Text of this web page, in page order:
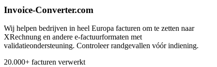
Invoice-Converter.com
Wij helpen bedrijven in heel Europa facturen om te zetten naar
XRechnung en andere e-factuurformaten met
validatieondersteuning. Controleer randgevallen vóór indiening.
20.000+ facturen verwerkt